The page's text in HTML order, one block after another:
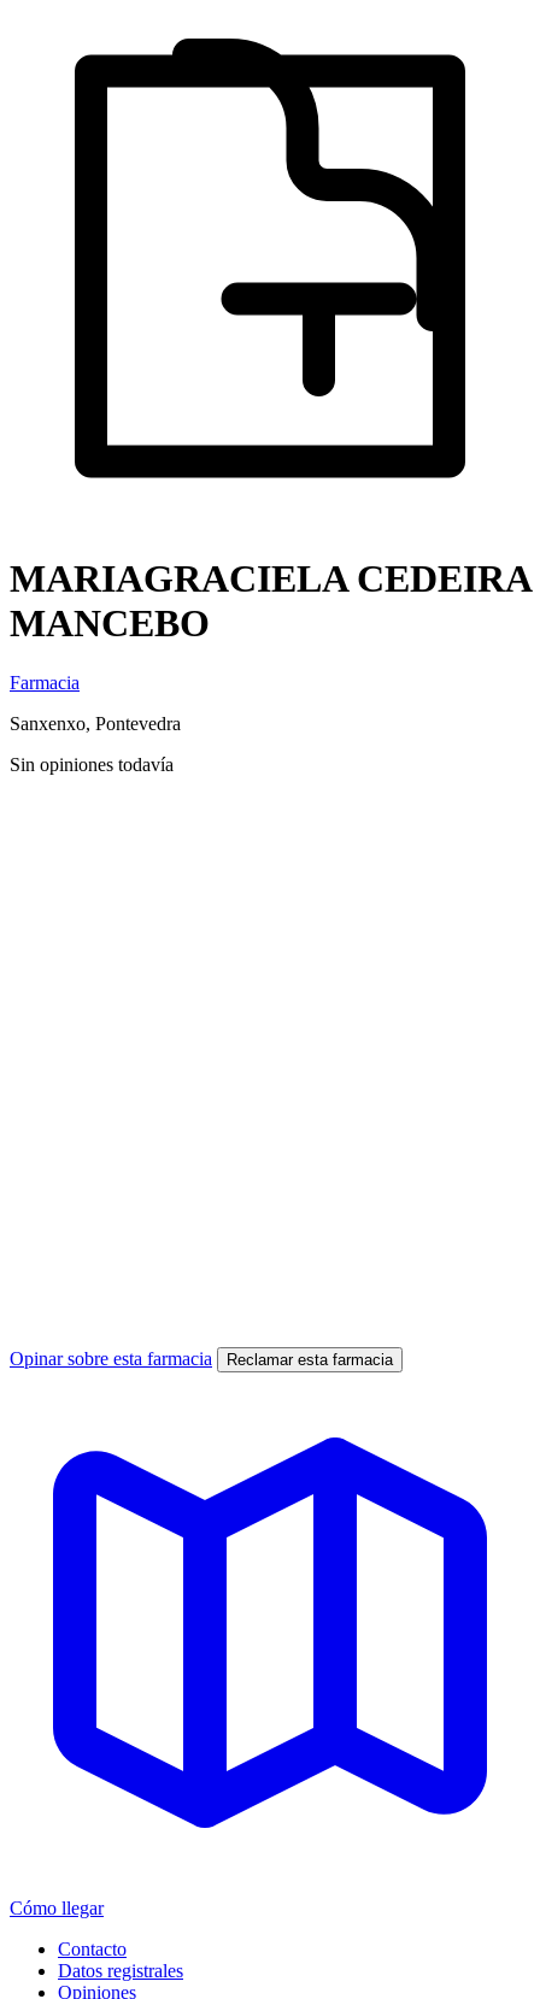
MARIAGRACIELA CEDEIRA
MANCEBO
Farmacia
Sanxenxo, Pontevedra
Sin opiniones todavía
Opinar sobre esta farmacia Reclamar esta farmacia
Cómo llegar
Contacto
Datos registrales
Opiniones